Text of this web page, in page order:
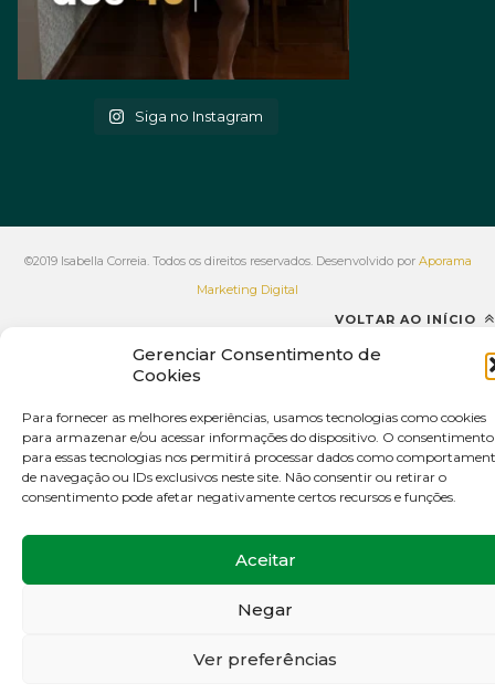
Gerenciar Consentimento de
Cookies
Para fornecer as melhores experiências, usamos tecnologias como cookies
para armazenar e/ou acessar informações do dispositivo. O consentimento
para essas tecnologias nos permitirá processar dados como
de navegação ou IDs exclusivos neste site. Não consentir ou retirar o
consentimento pode afetar negativamente certos recursos e funções.
Aceitar
Negar
Ver preferências
Siga no Instagram
©2019 Isabella Correia. Todos os direitos reservados. Desenvolvido por Aporama
Marketing Digital
VOLTAR AO INÍCIO